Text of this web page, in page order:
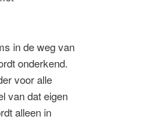
in de weg van
onderkend.
voor alle
van dat eigen
alleen in